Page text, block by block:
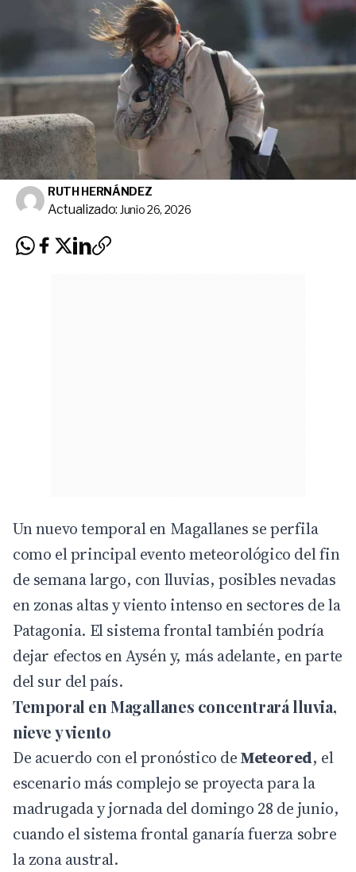
RUTH HERNÁNDEZ
Actualizado: Junio 26, 2026
Un nuevo temporal en Magallanes se perfila
como el principal evento meteorológico del fin
de semana largo, con lluvias, posibles nevadas
en zonas altas y viento intenso en sectores de la
Patagonia. El sistema frontal también podría
dejar efectos en Aysén y, más adelante, en parte
del sur del país.
Temporal en Magallanes concentrará lluvia,
nieve y viento
De acuerdo con el pronóstico deMeteored, el
escenario más complejo se proyecta para la
madrugada y jornada del domingo 28 de junio,
cuando el sistema frontal ganaría fuerza sobre
la zona austral.